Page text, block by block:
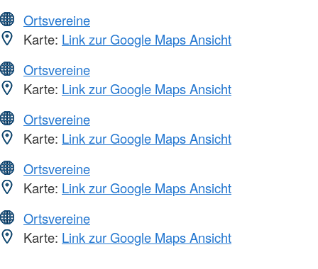
Ortsvereine
Karte: Link zur Google Maps Ansicht
Ortsvereine
Karte: Link zur Google Maps Ansicht
Ortsvereine
Karte: Link zur Google Maps Ansicht
Ortsvereine
Karte: Link zur Google Maps Ansicht
Ortsvereine
Karte: Link zur Google Maps Ansicht